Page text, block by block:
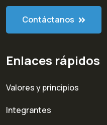
Contáctanos
Enlaces rápidos
Valores y principios
Integrantes